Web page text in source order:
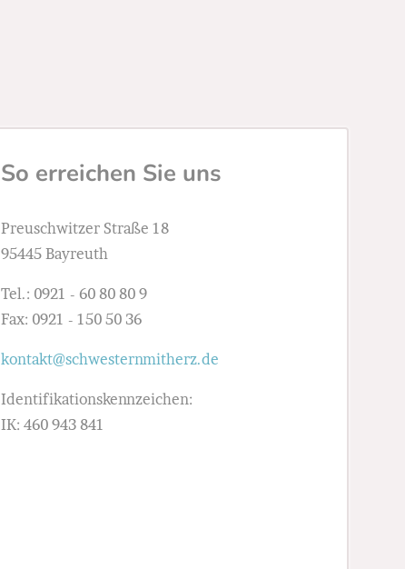
So erreichen Sie uns
Preuschwitzer Straße 18
95445 Bayreuth
Tel.: 0921 - 60 80 80 9
Fax: 0921 - 150 50 36
kontakt@schwesternmitherz.de
Identifikationskennzeichen:
IK: 460 943 841